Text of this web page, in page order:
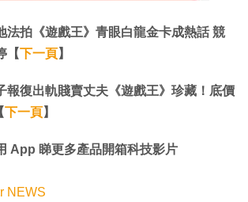
法拍《遊戲王》青眼白龍金卡成熱話 競
【下一頁】
報復出軌賤賣丈夫《遊戲王》珍藏！底價
下一頁】
App 睇更多產品開箱科技影片
NEWS